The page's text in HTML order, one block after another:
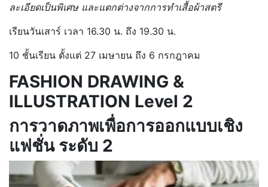
ละเอียดเป็นพิเศษ และแตกต่างจากการทำเสื้อผ้าสตรี
เรียนวันเสาร์ เวลา 16.30 น. ถึง 19.30 น.
10 ชั้นเรียน ตั้งแต่ 27 เมษายน ถึง 6 กรกฎาคม
FASHION DRAWING &
ILLUSTRATION Level 2
การวาดภาพเพื่อการออกแบบเชิง
แฟชั่น ระดับ 2